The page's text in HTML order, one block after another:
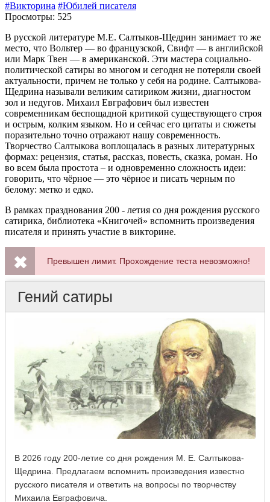
#Викторина #Юбилей писателя
Просмотры: 525
В русской литературе М.Е. Салтыков-Щедрин занимает то же
место, что Вольтер — во французской, Свифт — в английской
или Марк Твен — в американской. Эти мастера социально-
политической сатиры во многом и сегодня не потеряли своей
актуальности, причем не только у себя на родине. Салтыкова-
Щедрина называли великим сатириком жизни, диагностом
зол и недугов. Михаил Евграфович был известен
современникам беспощадной критикой существующего строя
и острым, колким языком. Но и сейчас его цитаты и сюжеты
поразительно точно отражают нашу современность.
Творчество Салтыкова воплощалась в разных литературных
формах: рецензия, статья, рассказ, повесть, сказка, роман. Но
во всем была простота – и одновременно сложность идеи:
говорить, что чёрное — это чёрное и писать черным по
белому: метко и едко.
В рамках празднования 200 - летия со дня рождения русского
сатирика, библиотека «Книгочей» вспомнить произведения
писателя и принять участие в викторине.